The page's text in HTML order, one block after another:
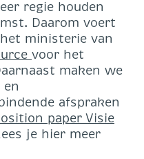
regie houden
Daarom voert
ministerie van
voor het
maken we
afspraken
paper Visie
je hier meer